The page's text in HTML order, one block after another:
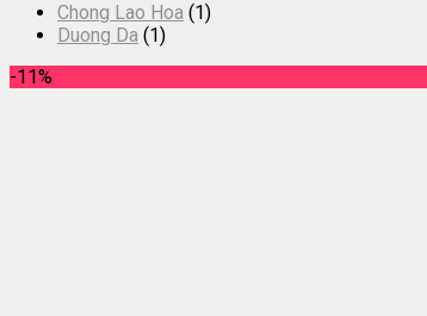
Chong Lao Hoa (1)
Duong Da (1)
-11%